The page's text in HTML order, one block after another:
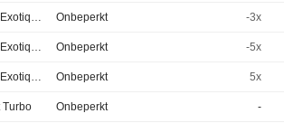
Produits Exotiques Onbeperkt -3x
Produits Exotiques Onbeperkt -5x
Produits Exotiques Onbeperkt 5x
Turbo Onbeperkt -